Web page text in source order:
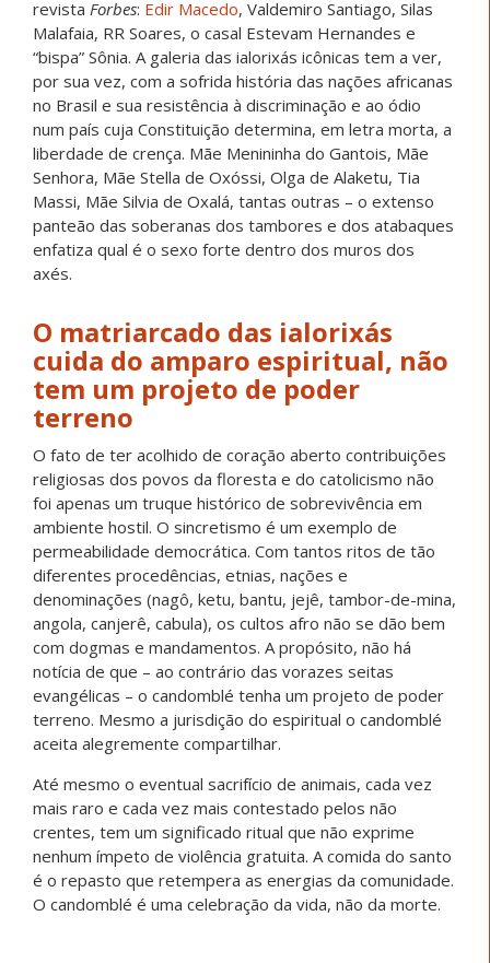
revista Forbes: Edir Macedo, Valdemiro Santiago, Silas
Malafaia, RR Soares, o casal Estevam Hernandes e
“bispa” Sônia. A galeria das ialorixás icônicas tem a ver,
por sua vez, com a sofrida história das nações africanas
no Brasil e sua resistência à discriminação e ao ódio
num país cuja Constituição determina, em letra morta, a
liberdade de crença. Mãe Menininha do Gantois, Mãe
Senhora, Mãe Stella de Oxóssi, Olga de Alaketu, Tia
Massi, Mãe Silvia de Oxalá, tantas outras – o extenso
panteão das soberanas dos tambores e dos atabaques
enfatiza qual é o sexo forte dentro dos muros dos
axés.
O matriarcado das ialorixás
cuida do amparo espiritual, não
tem um projeto de poder
terreno
O fato de ter acolhido de coração aberto contribuições
religiosas dos povos da floresta e do catolicismo não
foi apenas um truque histórico de sobrevivência em
ambiente hostil. O sincretismo é um exemplo de
permeabilidade democrática. Com tantos ritos de tão
diferentes procedências, etnias, nações e
denominações (nagô, ketu, bantu, jejê, tambor-de-mina,
angola, canjerê, cabula), os cultos afro não se dão bem
com dogmas e mandamentos. A propósito, não há
notícia de que – ao contrário das vorazes seitas
evangélicas – o candomblé tenha um projeto de poder
terreno. Mesmo a jurisdição do espiritual o candomblé
aceita alegremente compartilhar.
Até mesmo o eventual sacrifício de animais, cada vez
mais raro e cada vez mais contestado pelos não
crentes, tem um significado ritual que não exprime
nenhum ímpeto de violência gratuita. A comida do santo
é o repasto que retempera as energias da comunidade.
O candomblé é uma celebração da vida, não da morte.